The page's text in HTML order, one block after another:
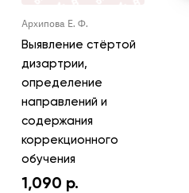
Архипова Е. Ф.
Выявление стёртой
дизартрии,
определение
направлений и
содержания
коррекционного
обучения
1,090 р.